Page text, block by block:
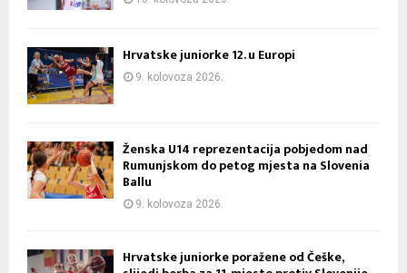
Hrvatske juniorke 12. u Europi
9. kolovoza 2026.
Ženska U14 reprezentacija pobjedom nad
Rumunjskom do petog mjesta na Slovenia
Ballu
9. kolovoza 2026.
Hrvatske juniorke poražene od Češke,